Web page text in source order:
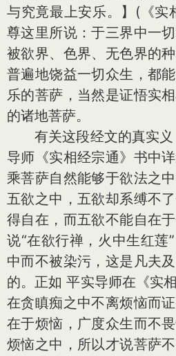
与究竟最上安乐。】(《实
尊这里所说：于三界中一
被欲界、色界、无色界的
普遍地饶益一切众生，都
乐的菩萨，当然是证悟实
的诸地菩萨。
有关这段经文的真实义
导师《实相经宗通》书中
乘菩萨自然能够于欲法之
五欲之中，五欲却系缚不
得自在，而五欲不能自在
说“在欲行禅，火中生红莲
中而不被染污，这是凡夫
的。正如 平实导师在《实
在贪瞋痴之中不离烦恼而
在于烦恼，广度众生而不
烦恼之中，所以才说菩萨